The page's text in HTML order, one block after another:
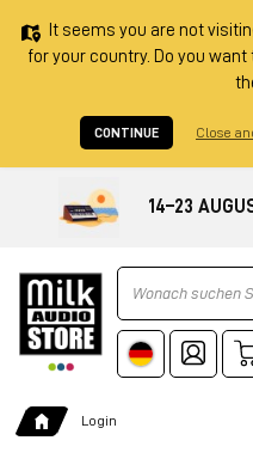
It seems you are not
for your country. Do you
CONTINUE Close
14–23
Ricerca
Login